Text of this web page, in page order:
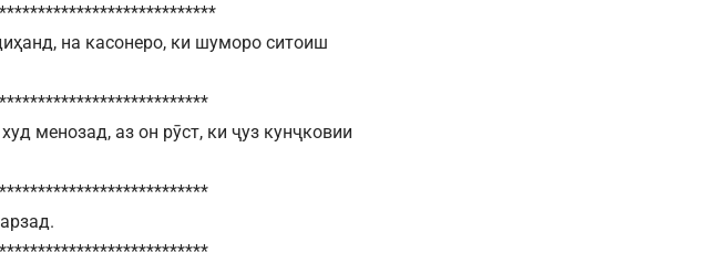
на касонеро, ки шуморо ситоиш
менозад, аз он рӯст, ки ҷуз кунҷковии